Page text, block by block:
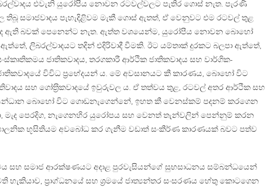
එවැනි යුරෝපීය නොවන රටවල්වලට පැතිර ගොස් නැත. පැරණි
තිබූ සමාජවාදය පැහැදිළිවම මැකී ගොස් ඇතත්, ඒ වෙනුවට එම රටවල් තුළ
ඇති බවක් පෙනෙන්ට නැත. ඇත්ත වශයෙන්ම, යුරෝපීය නොවන බොහෝ
ලිබරල්වාදයට තදින් එදිරිවාදී වීමකි. ඊට යම්තාක් දුරකට බලපා ඇත්තේ,
ජාතිකවාදය, තරගකාරී ආර්ථික ජාතිකවාදය සහ වාර්ගික-
විවිධ ප‍්‍රභේදයන් ය. මේ අවසානයට කී කාරණය, බොහෝ විට
සහ ගෝත‍්‍රිකවාදයේ ඉවුරුවල ය. ඒ තත්වය තුළ, රටවල් අතර ආර්ථික සහ
සන්ධාන බොහෝ විට ගොඩනැගෙන්නේ, ඉහත කී වෙනස්කම් පදනම් කරගෙන
මැද පෙරදිග, නැගෙනහිර යුරෝපය සහ වෙනත් තැන්වලින් පෙන්නුම් කරන
භූසිතියම අවබෝධ කර ගැනීම වඩාත් සංකීර්ණ කාරණයක් බවට පත්ව
සහ සමාජ ආරක්ෂණයට අදාළ පුරවැසියන්ගේ සුභසාධනය සම්බන්ධයෙන්
හැකියාව, ප‍්‍රාග්ධනයේ සහ ශ‍්‍රමයේ ජාත්‍යන්තර සංසරණය හේතු කොටගෙන